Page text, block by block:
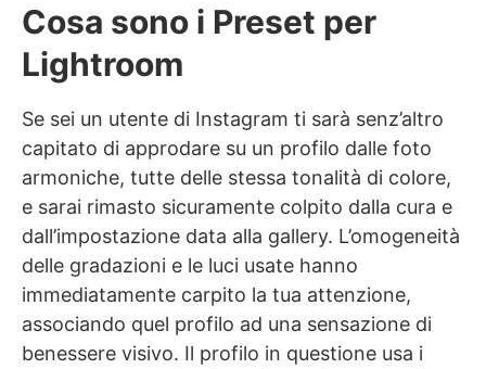
Cosa sono i Preset per
Lightroom
Se sei un utente di Instagram ti sarà senz’altro
capitato di approdare su un profilo dalle foto
armoniche, tutte delle stessa tonalità di colore,
e sarai rimasto sicuramente colpito dalla cura e
dall’impostazione data alla gallery. L’omogeneità
delle gradazioni e le luci usate hanno
immediatamente carpito la tua attenzione,
associando quel profilo ad una sensazione di
benessere visivo. Il profilo in questione usa i